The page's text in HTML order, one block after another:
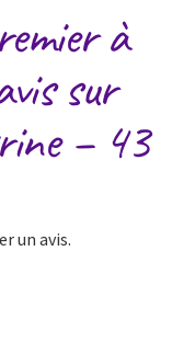
à
sur
– 43
un avis.